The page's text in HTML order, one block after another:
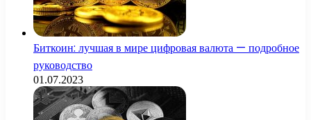
Биткоин: лучшая в мире цифровая валюта — подробное
руководство
01.07.2023